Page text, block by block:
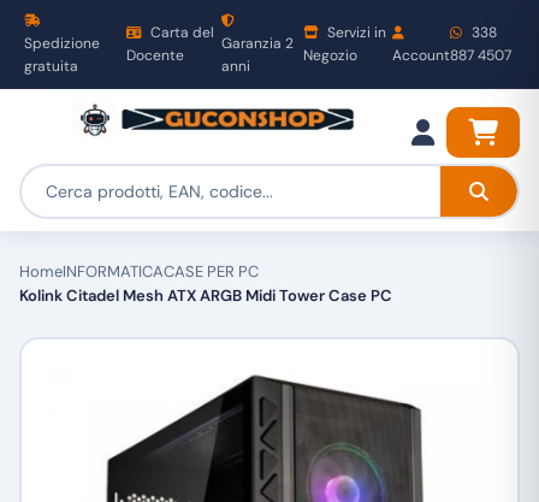
Spedizione
gratuita
Carta del
Docente
Garanzia 2
anni
Servizi in
Negozio
Account
338
887 4507
HomeINFORMATICACASE PER PC
Kolink Citadel Mesh ATX ARGB Midi Tower Case PC